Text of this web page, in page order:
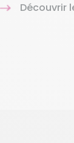
Découvrir